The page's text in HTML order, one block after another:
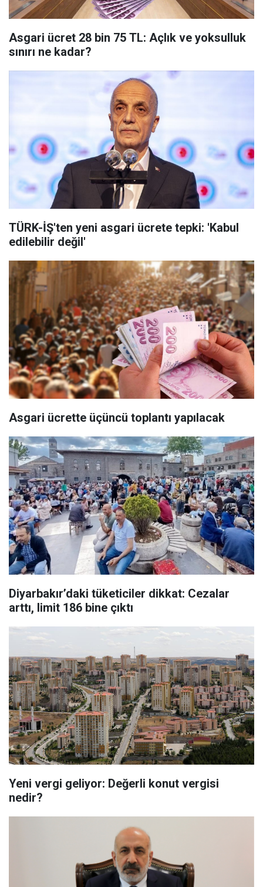
Asgari ücret 28 bin 75 TL: Açlık ve yoksulluk
sınırı ne kadar?
TÜRK-İŞ'ten yeni asgari ücrete tepki: 'Kabul
edilebilir değil'
Asgari ücrette üçüncü toplantı yapılacak
Diyarbakır’daki tüketiciler dikkat: Cezalar
arttı, limit 186 bine çıktı
Yeni vergi geliyor: Değerli konut vergisi
nedir?